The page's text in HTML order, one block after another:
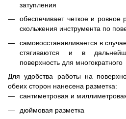
затупления
обеспечивает четкое и ровное
скольжения инструмента по
самовосстанавливается в
стягиваются и в
поверхность для
Для удобства работы на
обеих сторон нанесена разметка:
сантиметровая и
дюймовая разметка